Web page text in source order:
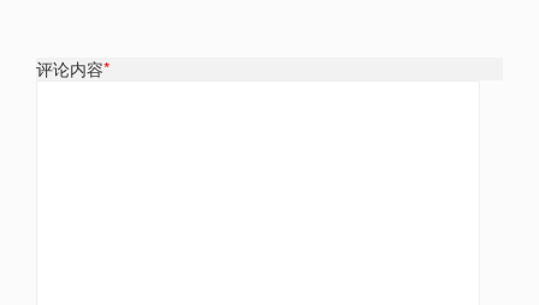
评论内容*